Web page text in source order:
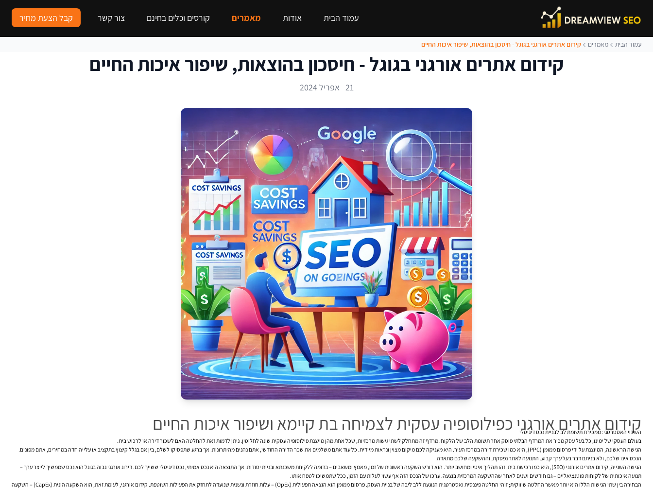
עמוד הבית אודות מאמרים קורסים וכלים בחינם צור קשר קבל הצעת מחיר
עמוד הבית מאמרים קידום אתרים אורגני בגוגל - חיסכון בהוצאות, שיפור איכות החיים
קידום אתרים אורגני בגוגל - חיסכון בהוצאות, שיפור איכות החיים
21 אפריל 2024
קידום אתרים אורגני כפילוסופיה עסקית לצמיחה בת קיימא ושיפור איכות החיים
השינוי האסטרטגי: ממכירת תשומת לב לבניית נכס דיגיטלי
בעולם העסקי של ימינו, כל בעל עסק מכיר את המרדף הבלתי פוסק אחר תשומת הלב של הלקוח. מרדף זה מתחלק לשתי גישות מרכזיות, שכל אחת מהן מייצגת פילוסופיה עסקית שונה לחלוטין. ניתן לדמות זאת להחלטה האם לשכור דירה או לרכוש בית.
הגישה הראשונה, המיוצגת על ידי פרסום ממומן (PPC), היא כמו שכירת דירה במרכז העיר. היא מעניקה לכם מיקום מצוין ונראות מיידית. כל עוד אתם משלמים את שכר הדירה החודשי, אתם נהנים מהיתרונות. אך ברגע שתפסיקו לשלם, בין אם בגלל קיצוץ בתקציב או עלייה חדה במחירים, אתם מפונים.
הנכס אינו שלכם, ולא בניתם דבר בעל ערך קבוע. התנועה לאתר נפסקת, וההשקעה שלכם מתאדה.
הגישה השנייה, קידום אתרים אורגני
(SEO), היא כמו רכישת בית. זהו תהליך איטי ומחושב יותר. הוא דורש השקעה ראשונית של זמן, מאמץ ומשאבים – בדומה ללקיחת משכנתא ובניית יסודות. אך התוצאה היא נכס אמיתי, נכס דיגיטלי ששייך לכם. דירוג אורגני גבוה בגוגל הוא נכס שממשיך לייצר ערך –
תנועה איכותית של לקוחות פוטנציאליים – גם חודשים ושנים לאחר שההשקעה המרכזית בוצעה. ערכו של הנכס הזה אף עשוי לעלות עם הזמן, ככל שתמשיכו לטפח אותו.
הבחירה בין שתי הגישות הללו היא יותר מאשר החלטה שיווקית; זוהי החלטה פיננסית ואסטרטגית הנוגעת ללב ליבה של בניית העסק. פרסום ממומן הוא הוצאה תפעולית (OpEx) – עלות חוזרת ונשנית שנועדה לתחזק את הפעילות השוטפת. קידום אורגני, לעומת זאת, הוא השקעה הונית (CapEx) – השקעה